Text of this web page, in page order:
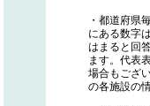
・都道府県
にある数字
はまると回
ます。代表
場合もござ
の各施設の